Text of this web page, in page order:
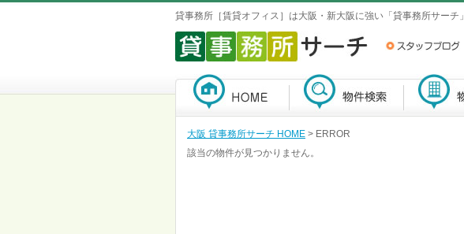
貸事務所［賃貸オフィス］は大阪・新大阪に強い「貸事務所サーチ」
大阪 貸事務所サーチ HOME > ERROR
該当の物件が見つかりません。